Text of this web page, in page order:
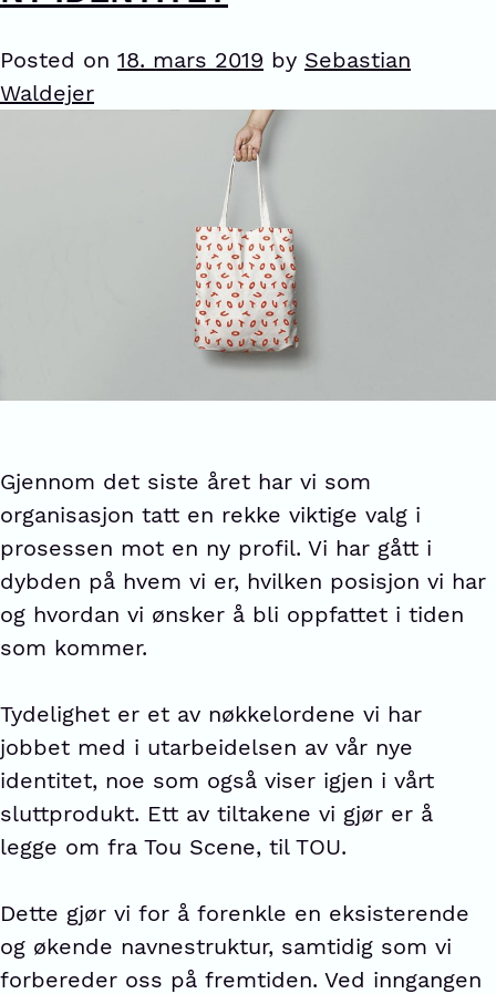
Posted on 18. mars 2019 by Sebastian
Waldejer
Gjennom det siste året har vi som
organisasjon tatt en rekke viktige valg i
prosessen mot en ny profil. Vi har gått i
dybden på hvem vi er, hvilken posisjon vi har
og hvordan vi ønsker å bli oppfattet i tiden
som kommer.
Tydelighet er et av nøkkelordene vi har
jobbet med i utarbeidelsen av vår nye
identitet, noe som også viser igjen i vårt
sluttprodukt. Ett av tiltakene vi gjør er å
legge om fra Tou Scene, til TOU.
Dette gjør vi for å forenkle en eksisterende
og økende navnestruktur, samtidig som vi
forbereder oss på fremtiden. Ved inngangen